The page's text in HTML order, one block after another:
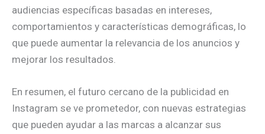
audiencias específicas basadas en intereses,
comportamientos y características demográficas, lo
que puede aumentar la relevancia de los anuncios y
mejorar los resultados.
En resumen, el futuro cercano de la publicidad en
Instagram se ve prometedor, con nuevas estrategias
que pueden ayudar a las marcas a alcanzar sus